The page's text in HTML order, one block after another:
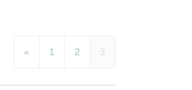
« 1 2 3